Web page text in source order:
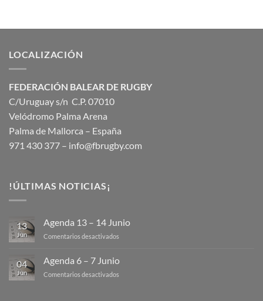
LOCALIZACIÓN
FEDERACIÓN BALEAR DE RUGBY
C/Uruguay s/n C.P. 07010
Velódromo Palma Arena
Palma de Mallorca – España
971 430 377 – info@fbrugby.com
!ÚLTIMAS NOTICIAS¡
13
Jun
Agenda 13 – 14 Junio
Comentarios desactivados
–
04
Jun
Agenda 6 – 7 Junio
Comentarios desactivados